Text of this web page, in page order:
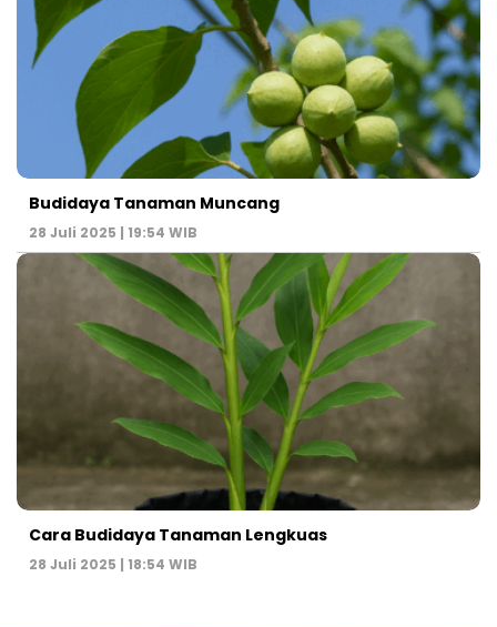
Budidaya Tanaman Muncang
28 Juli 2025 | 19:54 WIB
Cara Budidaya Tanaman Lengkuas
28 Juli 2025 | 18:54 WIB